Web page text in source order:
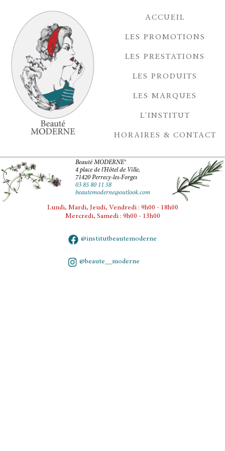
ACCUEIL
LES PROMOTIONS
LES PRESTATIONS
LES PRODUITS
LES MARQUES
L'INSTITUT
HORAIRES & CONTACT
Beauté MODERNE®
4 place de l'Hôtel de Ville,
71420 Perrecy-les-Forges
03 85 80 11 58
beautemoderne@outlook.com
Lundi, Mardi, Jeudi, Vendredi : 9h00 - 18h00
Mercredi, Samedi : 9h00 - 13h00
@institutbeautemoderne
@beaute__moderne